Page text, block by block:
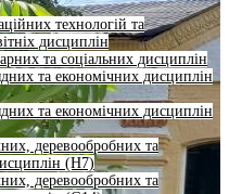
технологій та
дисциплін
та соціальних дисциплін
та економічних дисциплін
та економічних дисциплін
деревообробних та
(H7)
деревообробних та